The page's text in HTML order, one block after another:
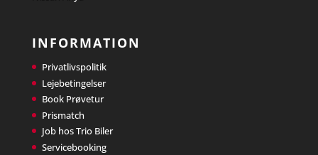
INFORMATION
Privatlivspolitik
Lejebetingelser
Book Prøvetur
Prismatch
Job hos Trio Biler
Servicebooking